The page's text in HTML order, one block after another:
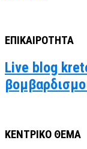
ΕΠΙΚΑΙΡΟΤΗΤΑ
Live blog
ΚΕΝΤΡΙΚΟ ΘΕΜΑ